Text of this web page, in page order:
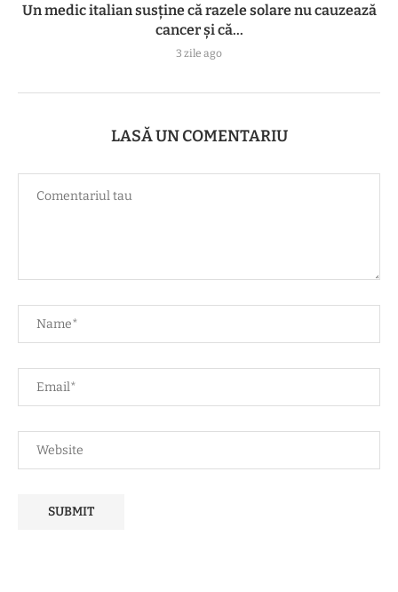
Un medic italian susține că razele solare nu cauzează
cancer și că...
3 zile ago
LASĂ UN COMENTARIU